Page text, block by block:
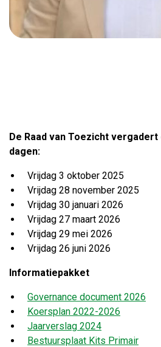
De Raad van Toezicht
dagen:
Vrijdag 3 oktober 2025
Vrijdag 28 november 2025
Vrijdag 30 januari 2026
Vrijdag 27 maart 2026
Vrijdag 29 mei 2026
Vrijdag 26 juni 2026
Informatiepakket
Governance document 2026
Koersplan 2022-2026
Jaarverslag 2024
Bestuursplaat Kits Primair